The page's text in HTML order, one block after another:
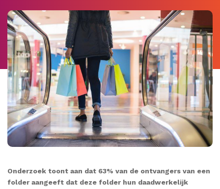
Onderzoek toont aan dat 63% van de ontvangers van een
folder aangeeft dat deze folder hun daadwerkelijk